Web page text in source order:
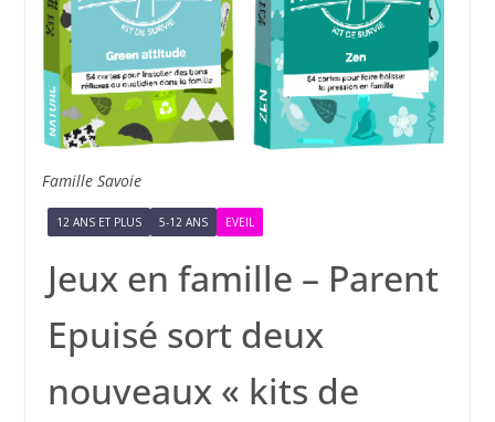
Famille Savoie
12 ANS ET PLUS 5-12 ANS EVEIL
Jeux en famille – Parent
Epuisé sort deux
nouveaux « kits de